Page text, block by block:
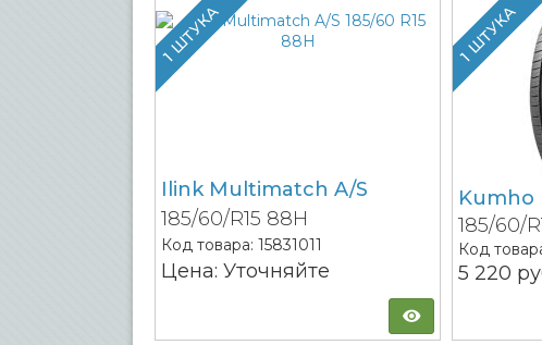
1 ШТУКА
Ilink Multimatch A/S
185/60/R15 88H
Код товара: 15831011
Цена: Уточняйте
1 ШТУКА
Kumho
185/60/
Код
5 220